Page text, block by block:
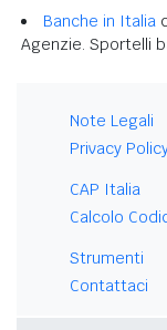
Banche in Italia
Agenzie. Sportelli
Note Legali
Privacy
CAP Italia
Calcolo
Strumenti
Contattaci